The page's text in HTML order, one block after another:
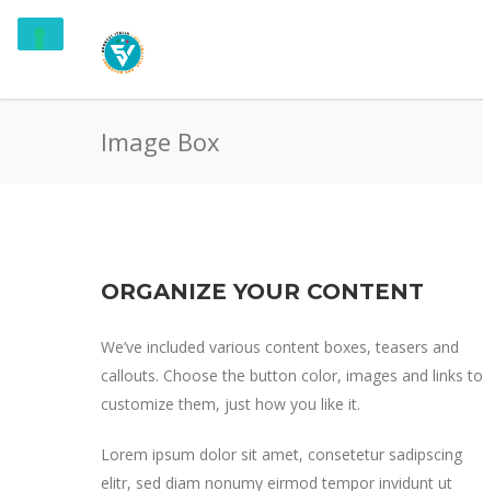
Image Box
ORGANIZE YOUR CONTENT
We’ve included various content boxes, teasers and
callouts. Choose the button color, images and links to
customize them, just how you like it.
Lorem ipsum dolor sit amet, consetetur sadipscing
elitr, sed diam nonumy eirmod tempor invidunt ut